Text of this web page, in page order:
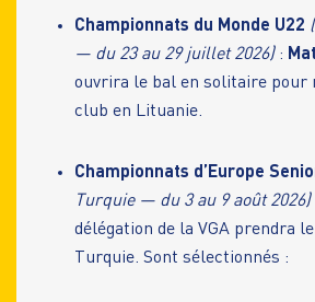
Championnats du Monde U22
— du 23 au 29 juillet 2026):
ouvrira le bal en solitaire pour
club en Lituanie.
Championnats d’Europe
Turquie — du 3 au 9 août 2026)
délégation de la VGA prendra
Turquie. Sont sélectionnés :